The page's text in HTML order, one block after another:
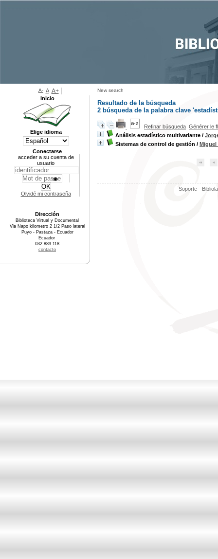
New search
Resultado de la búsqueda
2 búsqueda de la palabra clave
Refinar búsqueda Générer le
Análisis estadístico multivariante /
Sistemas de control de gestión / Miguel
Soporte -
A- A A+
Inicio
Elige idioma
Conectarse
acceder a su cuenta de
usuario
Olvidé mi contraseña
Dirección
Biblioteca Virtual y Documental
Via Napo kilometro 2 1/2 Paso lateral
Puyo - Pastaza - Ecuador
Ecuador
032 889 118
contacto